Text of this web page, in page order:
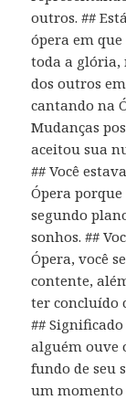
outros. ##
ópera em
toda a glória,
dos outros
cantando na
Mudanças
aceitou sua
## Você
Ópera
segundo
sonhos. ##
Ópera, você
contente,
ter concluído
##
alguém ouve
fundo de seu
um momento